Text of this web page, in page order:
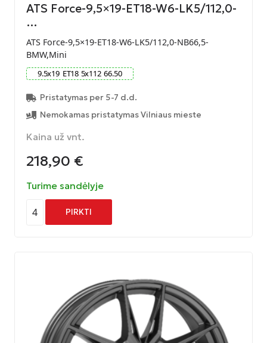
ATS Force-9,5×19-ET18-W6-LK5/112,0-
…
ATS Force-9,5×19-ET18-W6-LK5/112,0-NB66,5-
BMW,Mini
9.5x19 ET18 5x112 66.50
Pristatymas per 5-7 d.d.
Nemokamas pristatymas Vilniaus mieste
Kaina už vnt.
218,90 €
Turime sandėlyje
4 PIRKTI